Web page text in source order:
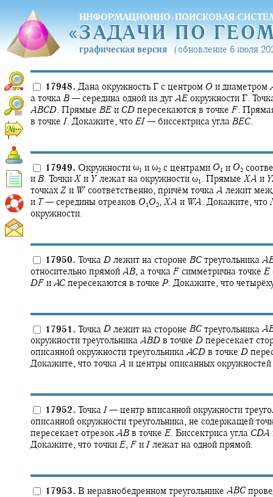
ИНФОРМАЦИОННО-ПОИСКОВАЯ
«ЗАДАЧИ ПО
«ЗАДАЧИ ПО
графическая версия (обновление 6 июля
17948. Дана окружность Γ с центром O и диаметром
а точка B — середина одной из дуг AE окружности Γ.
ABCD. Прямые BE и CD пересекаются в точке F.
в точке I. Докажите, что EI — биссектриса угла BEC.
17949. Окружности ω‍1 и ω‍2 с центрами O1 и O2
и B. Точки X и Y лежат на окружности ω‍1 . Прямые XA и Y
точках Z и W соответственно, причём точка A лежит
и T— середины отрезков O1 O2, XA и WA. Докажите, что
окружности.
17950. Точка D лежит на стороне BC треугольника A
относительно прямой AB, а точка F симметрична точке E
DF и AC пересекаются в точке P. Докажите, что
17951. Точка D лежит на стороне BC треугольника A
окружности треугольника ABD в точке D пересекает
описанной окружности треугольника ACD в точке D
Докажите, что точка A и центры описанных окружностей
17952. Точка I — центр вписанной окружности
описанной окружности треугольника, не содержащей
пересекает отрезок AB в точке E. Биссектриса угла CDA
Докажите, что точки E, F и I лежат на одной прямой.
17953. В неравнобедренном треугольнике ABC